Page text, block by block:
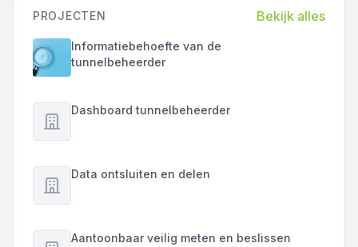
PROJECTEN Bekijk alles
Informatiebehoefte van de
tunnelbeheerder
Dashboard tunnelbeheerder
Data ontsluiten en delen
Aantoonbaar veilig meten en beslissen